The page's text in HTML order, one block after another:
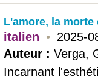
L'amore, la morte
italien • 2025-
Auteur : Verga,
Incarnant